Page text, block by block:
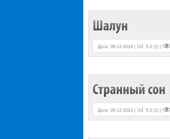
Дата: 06-12-2014 | 5.0 (1) |
Дата: 06-12-2014 | 5.0 (1) |